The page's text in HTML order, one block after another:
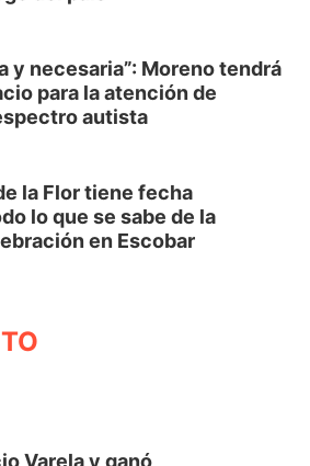
y necesaria”: Moreno tendrá
para la atención de
autista
la Flor tiene fecha
lo que se sabe de la
en Escobar
Varela y ganó